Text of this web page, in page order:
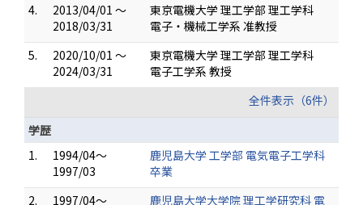
4.
2013/04/01 ～
2018/03/31
東京電機大学 理工学部 理工学科
電子・機械工学系 准教授
5.
2020/10/01 ～
2024/03/31
東京電機大学 理工学部 理工学科
電子工学系 教授
全件表示（6件）
学歴
1.
1994/04～
1997/03
鹿児島大学 工学部 電気電子工学科
卒業
2.
1997/04～ 鹿児島大学大学院 理工学研究科 電